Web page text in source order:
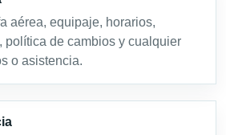
aérea, equipaje, horarios,
política de cambios y cualquier
o asistencia.